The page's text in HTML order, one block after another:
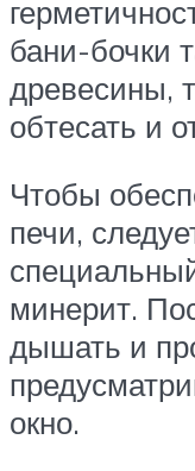
бани-бочки
древесины,
обтесать и
Чтобы
печи,
минерит.
дышать и
окно.